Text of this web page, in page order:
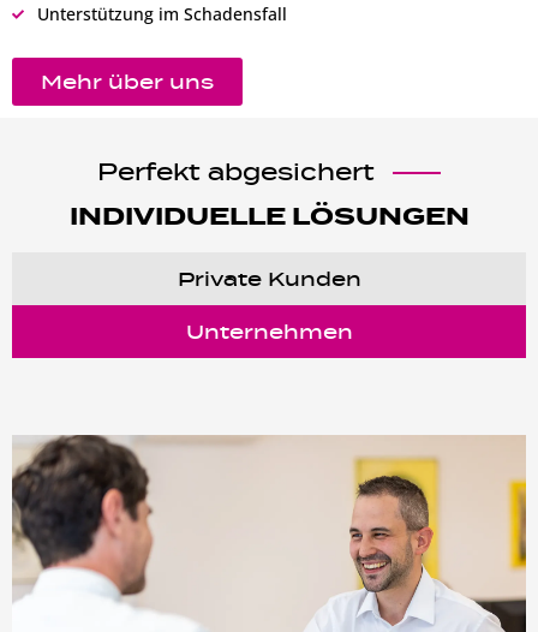
Unterstützung im Schadensfall
Mehr über uns
Perfekt abgesichert
INDIVIDUELLE LÖSUNGEN
Private Kunden
Unternehmen